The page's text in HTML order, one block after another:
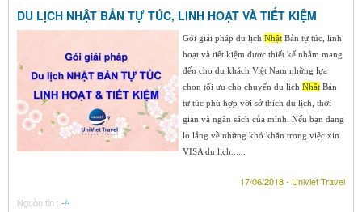
DU LỊCH NHẬT BẢN TỰ TÚC, LINH HOẠT VÀ TIẾT KIỆM
Gói giải pháp du lịch Nhật Bản tự túc, linh
hoạt và tiết kiệm được thiết kế nhằm mang
đến cho du khách Việt Nam những lựa
chon tối ưu cho chuyến du lịch Nhật Bản
tự túc phù hợp với sở thích du lịch, thời
gian và ngân sách của mình. Nếu bạn đang
lo lắng về những khó khăn trong việc xin
VISA du lịch......
17/06/2018 - Univiet Travel
Nguồn tin : -/-